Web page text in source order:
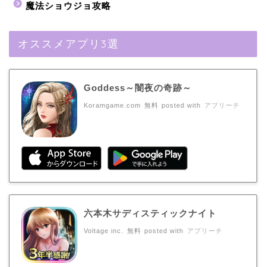
魔法ショウジョ攻略
オススメアプリ3選
Goddess～闇夜の奇跡～
Koramgame.com 無料 posted with アプリーチ
六本木サディスティックナイト
Voltage inc. 無料 posted with アプリーチ